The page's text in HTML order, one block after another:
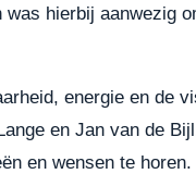
hierbij aanwezig
energie en de
en Jan van de
en wensen te horen.